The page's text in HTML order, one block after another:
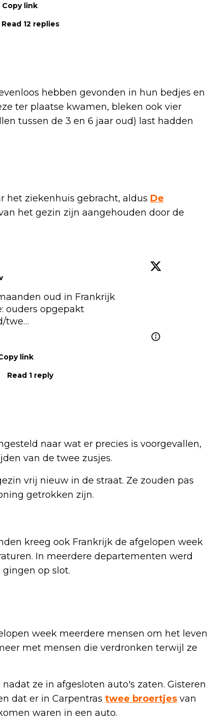
Copy link
Read 12 replies
hebben gevonden in hun bedjes en
ter plaatse kwamen, bleken ook vier
tussen de 3 en 6 jaar oud) last hadden
het ziekenhuis gebracht, aldus De
het gezin zijn aangehouden door de
oud in Frankrijk
overleden tijdens hitte: ouders opgepakt
twe…
link
Read 1 reply
naar wat er precies is voorgevallen,
van de twee zusjes.
vrij nieuw in de straat. Ze zouden pas
getrokken zijn.
kreeg ook Frankrijk de afgelopen week
In meerdere departementen werd
op slot.
week meerdere mensen om het leven
met mensen die verdronken terwijl ze
ze in afgesloten auto's zaten. Gisteren
dat er in Carpentras twee broertjes van
waren in een auto.